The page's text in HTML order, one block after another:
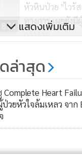
874
หัวหินป่วย "ไวรั
ทางการ เผยยัง
กว่าราย
ในช่วงรับมือไวรัส
แสดงเพิ่มเติม
ล่าสุด
Complete Heart
วยหัวใจล้มเหลว จาก